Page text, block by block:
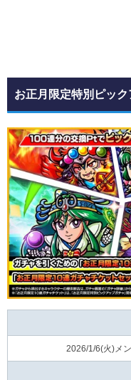
お正月限定特別ピッ
2026/1/6(火)メ